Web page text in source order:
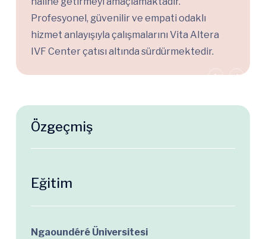
Profesyonel, güvenilir ve empati odaklı
hizmet anlayışıyla çalışmalarını Vita Altera
IVF Center çatısı altında sürdürmektedir.
Özgeçmiş
Eğitim
Ngaoundéré Üniversitesi